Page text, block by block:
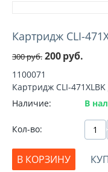
Картридж CLI-
300руб. 200руб.
1100071
Картридж CLI-
Наличие:
В
Кол-во:
В КОРЗИНУ